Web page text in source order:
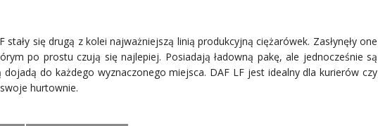
stały się drugą z kolei najważniejszą linią produkcyjną ciężarówek. Zasłynęły one
po prostu czują się najlepiej. Posiadają ładowną pakę, ale jednocześnie są
do każdego wyznaczonego miejsca. DAF LF jest idealny dla kurierów czy
hurtownie.